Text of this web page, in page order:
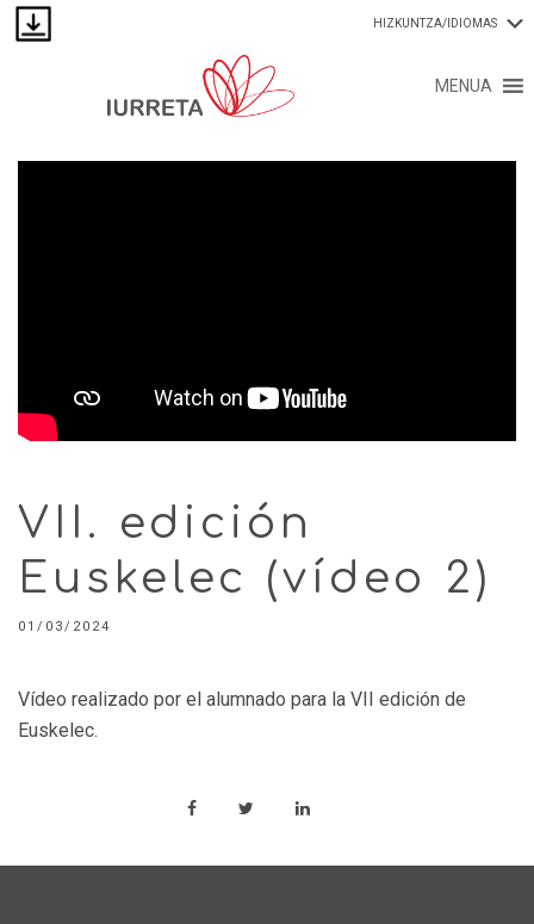
HIZKUNTZA/IDIOMAS
MENUA
VII. edición
Euskelec (vídeo 2)
01/03/2024
Vídeo realizado por el alumnado para la VII edición de
Euskelec.